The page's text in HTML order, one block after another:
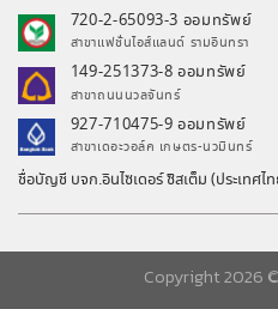
720-2-65093-3 ออมทรัพย์
สาขาแฟชั่นไอส์แลนด์ รามอินทรา
149-251373-8 ออมทรัพย์
สาขาถนนนวลจันทร์
927-710475-9 ออมทรัพย์
สาขาเดอะวอล์ค เกษตร-นวมินทร์
ชื่อบัญชี บจก.อินไซเดอร์ ซิสเต็ม (ประเทศไ
Copyright 2026